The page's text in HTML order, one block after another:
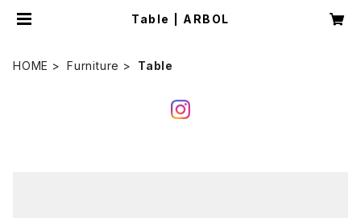
Table | ARBOL
HOME Furniture Table